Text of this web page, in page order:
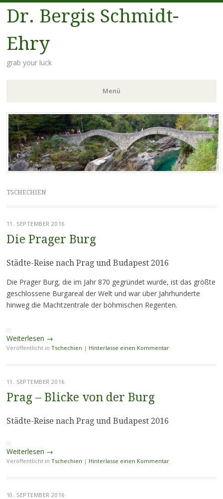
Dr. Bergis Schmidt-
Ehry
grab your luck
Menü
Zum
Inhalt
springen
TSCHECHIEN
11. SEPTEMBER 2016
Die Prager Burg
Städte-Reise nach Prag und Budapest 2016
Die Prager Burg, die im Jahr 870 gegründet wurde, ist das größte
geschlossene Burgareal der Welt und war über Jahrhunderte
hinweg die Machtzentrale der böhmischen Regenten.
Weiterlesen →
Veröffentlicht in Tschechien | Hinterlasse einen Kommentar
11. SEPTEMBER 2016
Prag – Blicke von der Burg
Städte-Reise nach Prag und Budapest 2016
Weiterlesen →
Veröffentlicht in Tschechien | Hinterlasse einen Kommentar
10. SEPTEMBER 2016